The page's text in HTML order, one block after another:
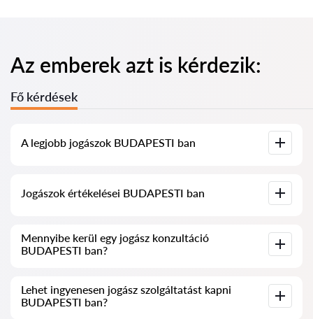
Az emberek azt is kérdezik:
Fő kérdések
A legjobb jogászok BUDAPESTI ban
teljes információval. Árak, értékelések, telefonszám és cím.
Jogászok értékelései BUDAPESTI ban
jogászokról, nem töröljük a negatív véleményeket, és nincs
lehetőség manipulálni azokat.
Mennyibe kerül egy jogász konzultáció
BUDAPESTI ban?
kezdődik és felfelé (az árak a kérdés bonyolultságától és a
válasz formájától függően változhatnak).
Lehet ingyenesen jogász szolgáltatást kapni
BUDAPESTI ban?